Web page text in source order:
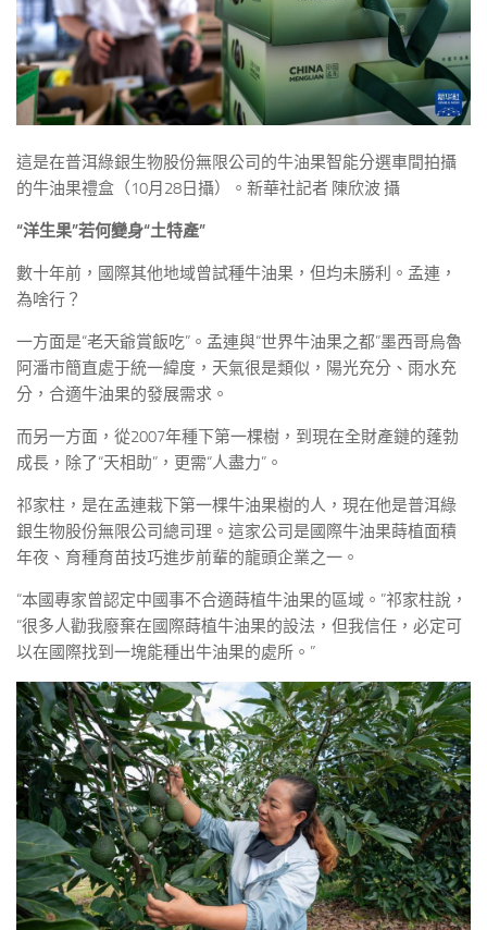
這是在普洱綠銀生物股份無限公司的牛油果智能分選車間拍攝
的牛油果禮盒（10月28日攝）。新華社記者 陳欣波 攝
“洋生果”若何變身“土特產”
數十年前，國際其他地域曾試種牛油果，但均未勝利。孟連，
為啥行？
一方面是“老天爺賞飯吃”。孟連與“世界牛油果之都”墨西哥烏魯
阿潘市簡直處于統一緯度，天氣很是類似，陽光充分、雨水充
分，合適牛油果的發展需求。
而另一方面，從2007年種下第一棵樹，到現在全財產鏈的蓬勃
成長，除了“天相助”，更需“人盡力”。
祁家柱，是在孟連栽下第一棵牛油果樹的人，現在他是普洱綠
銀生物股份無限公司總司理。這家公司是國際牛油果蒔植面積
年夜、育種育苗技巧進步前輩的龍頭企業之一。
“本國專家曾認定中國事不合適蒔植牛油果的區域。”祁家柱說，
“很多人勸我廢棄在國際蒔植牛油果的設法，但我信任，必定可
以在國際找到一塊能種出牛油果的處所。”